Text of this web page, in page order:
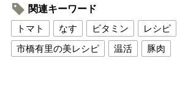
関連キーワード
トマト
なす ビタミン
レシピ
市橋有里の美レシピ
温活 豚肉